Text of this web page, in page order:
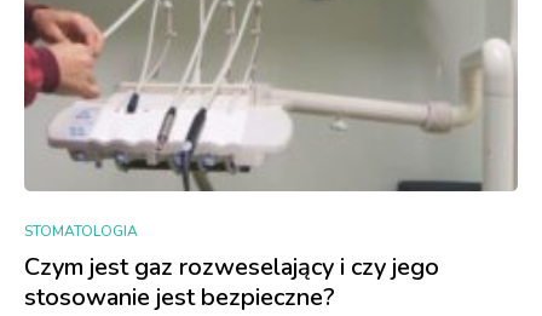
STOMATOLOGIA
Czym jest gaz rozweselający i czy jego
stosowanie jest bezpieczne?